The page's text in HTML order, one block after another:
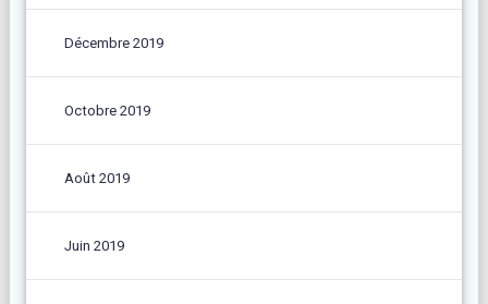
Décembre 2019
Octobre 2019
Août 2019
Juin 2019